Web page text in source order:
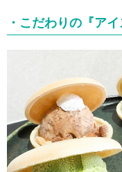
・こだわりの『ア